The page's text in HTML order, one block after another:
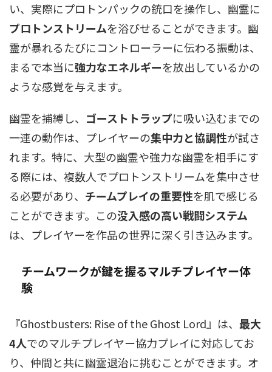
い、実際にプロトンパックの銃口を操作し、幽霊に
プロトンストリームを浴びせることができます。幽
霊が暴れるたびにコントローラーに伝わる振動は、
まるで本当に強力なエネルギーを放出しているかの
ような感覚を与えます。
幽霊を捕縛し、 ゴーストトラップに吸い込むまでの
一連の動作は、プレイヤーの集中力と協調性が試さ
れます。特に、大型の幽霊や強力な幽霊を相手にす
る際には、複数人でプロトンストリームを集中させ
る必要があり、 チームプレイの重要性を肌で感じる
ことができます。この没入感の高い戦闘システム
は、プレイヤーを作品の世界に深く引き込みます。
チームワークが鍵を握るマルチプレイヤー体
験
『Ghostbusters: Rise of the Ghost Lord』は、 最大
4人でのマルチプレイヤー協力プレイに対応してお
り、仲間と共に幽霊退治に挑むことができます。オ